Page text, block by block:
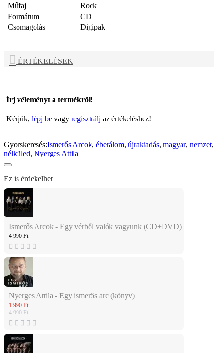
Műfaj
Rock
Formátum
CD
Csomagolás
Digipak
ÉRTÉKELÉSEK
Írj véleményt a termékről!
Kérjük, lépj be vagy regisztrálj az értékeléshez!
Gyorskeresés:Ismerős Arcok, éberálom, újrakiadás, magyar, nemzet,
nélküled, Nyerges Attila
Ez is érdekelhet
Ismerős Arcok - Egy vérből valók vagyunk (CD+DVD)
4 990 Ft
Nyerges Attila - Egy ismerős arc (könyv)
1 990 Ft
4 990 Ft